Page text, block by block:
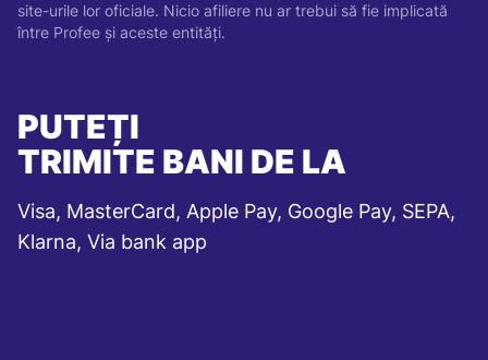
site-urile lor oficiale. Nicio afiliere nu ar trebui să fie implicată
între Profee și aceste entități.
PUTEȚI
TRIMITE BANI DE LA
Visa, MasterCard, Apple Pay, Google Pay, SEPA,
Klarna, Via bank app